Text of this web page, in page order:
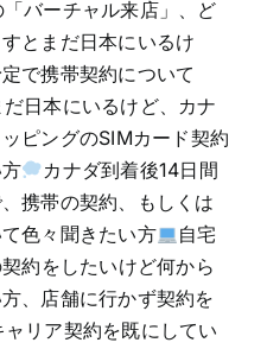
バーチャル来店」、ど
とまだ日本にいるけ
で携帯契約について
だ日本にいるけど、カナ
ピングのSIMカード契約
カナダ到着後14日間
携帯の契約、もしくは
色々聞きたい方
自宅
約をしたいけど何から
、店舗に行かず契約を
リア契約を既にしてい